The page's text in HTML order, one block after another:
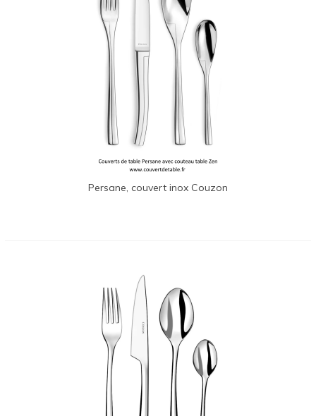
Persane, couvert inox Couzon